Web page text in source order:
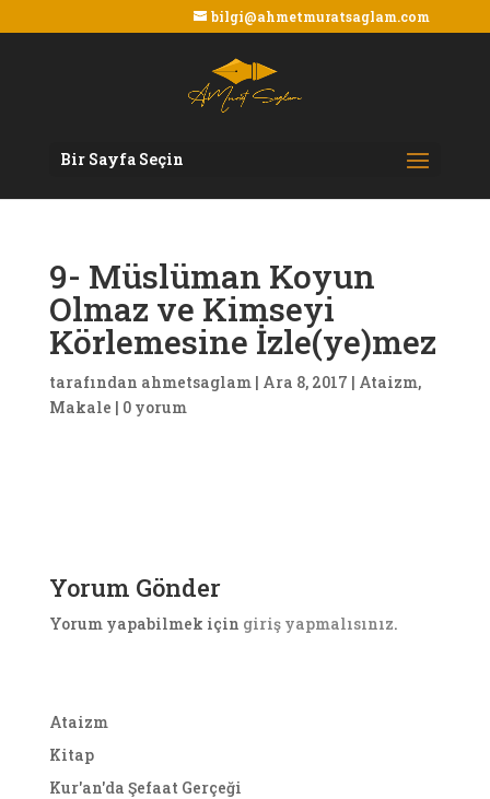
bilgi@ahmetmuratsaglam.com
Bir Sayfa Seçin
9- Müslüman Koyun
Olmaz ve Kimseyi
Körlemesine İzle(ye)mez
tarafından ahmetsaglam| Ara 8, 2017 | Ataizm,
Makale | 0 yorum
Yorum Gönder
Yorum yapabilmek için giriş yapmalısınız.
Ataizm
Kitap
Kur'an'da Şefaat Gerçeği